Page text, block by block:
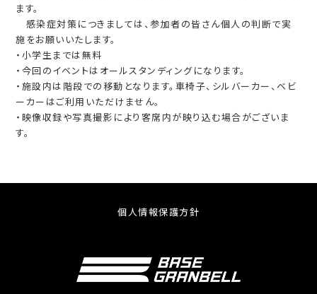
ます。
感染症対策につきましては、参加者の皆さん個⼈の判断で実
施をお願いいたします。
・小学生までは無料
・今回のイベントはオールスタンディングになります。
・施設内は階段での移動となります。車椅子、シルバーカー、ベビ
ーカーはご利用いただけません。
・映像収録や写真撮影により客席内が映り込む場合がございま
す。
個人情報保護方針